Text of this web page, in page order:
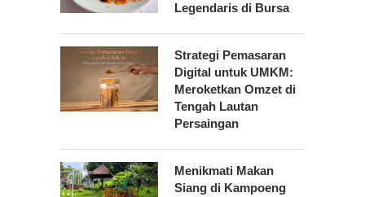
Legendaris di Bursa
Strategi Pemasaran
Digital untuk UMKM:
Meroketkan Omzet di
Tengah Lautan
Persaingan
Menikmati Makan
Siang di Kampoeng